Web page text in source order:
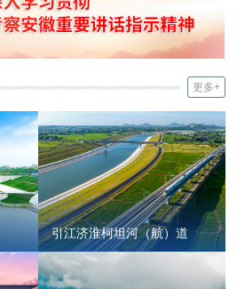
更多+
引江济淮柯坦河（航）道